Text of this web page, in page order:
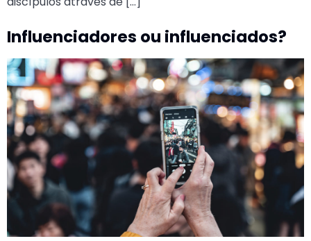
Influenciadores ou influenciados?